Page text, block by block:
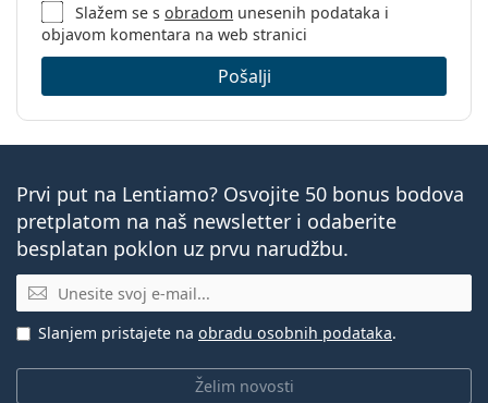
Slažem se sobradom unesenih podataka i
objavom komentara na web stranici
Pošalji
Prvi put na Lentiamo? Osvojite 50 bonus bodova
pretplatom na naš newsletter i odaberite
besplatan poklon uz prvu narudžbu.
E-mail
Želim novosti
Slanjem pristajete na obradu osobnih podataka.